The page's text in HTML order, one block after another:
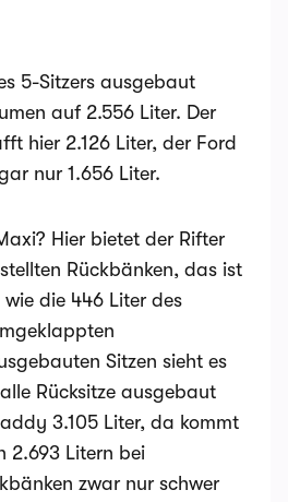
5-Sitzers ausgebaut
auf 2.556 Liter. Der
hier 2.126 Liter, der Ford
nur 1.656 Liter.
Hier bietet der Rifter
Rückbänken, das ist
die 446 Liter des
Sitzen sieht es
Rücksitze ausgebaut
3.105 Liter, da kommt
2.693 Litern bei
zwar nur schwer